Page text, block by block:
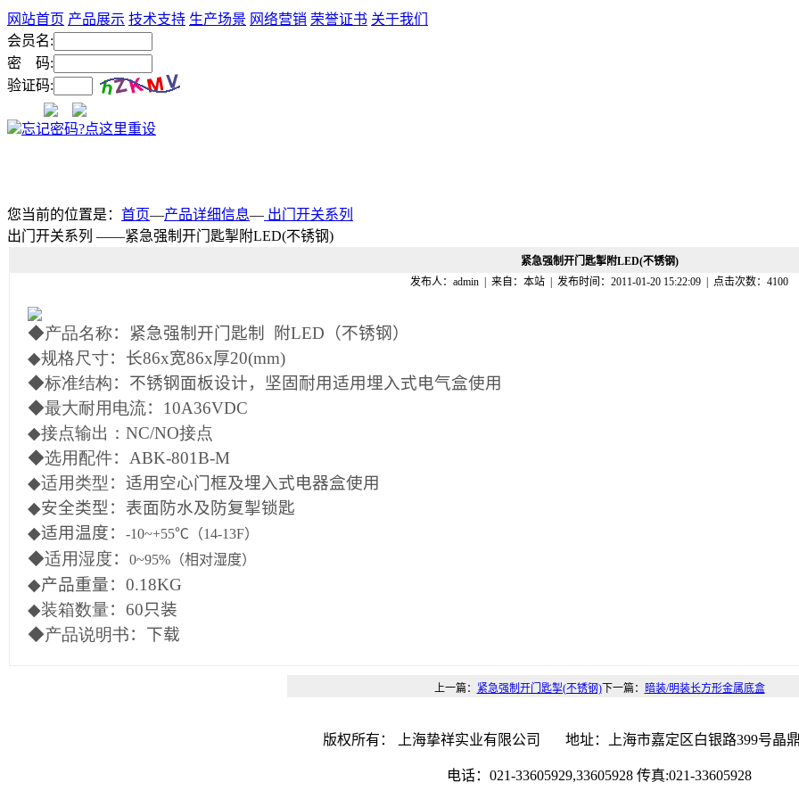
网站首页 产品展示 技术支持 生产场景 网络营销 荣誉证书 关于我们
会员名:
密 码:
验证码:
忘记密码?点这里重设
您当前的位置是： 首页—产品详细信息— 出门开关系列
出门开关系列 ——紧急强制开门匙掣附LED(不锈钢)
紧急强制开门匙掣附LED(不锈钢)
发布人：admin | 来自：本站 | 发布时间： 2011-01-20 15:22:09 | 点击次数： 4100
◆产品名称：紧急强制开门匙制 附LED（不锈钢）
◆规格尺寸：长86x宽86x厚20(mm)
◆标准结构：不锈钢面板设计，坚固耐用适用埋入式电气盒使用
◆最大耐用电流：10A36VDC
◆接点输出：NC/NO接点
◆选用配件：ABK-801B-M
◆适用类型 ：适用空心门框及埋入式电器盒使用
◆安全类型：表面防水及防复掣锁匙
◆适用温度： -10~+55℃（14-13F）
◆适用湿度： 0~95% （相对湿度）
◆产品重量：0.18KG
◆装箱数量：60只装
◆产品说明书：下载
上一篇： 紧急强制开门匙掣(不锈钢)下一篇： 暗装/明装长方形金属底盒
版权所有： 上海挚祥实业有限公司 地址：上海市嘉定区白银路399号晶鼎
电话：021-33605929,33605928 传真:021-33605928